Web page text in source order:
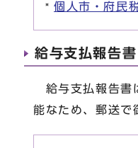
個人市・府民
給与支払報告
給与支払報告書
能なため、郵送で